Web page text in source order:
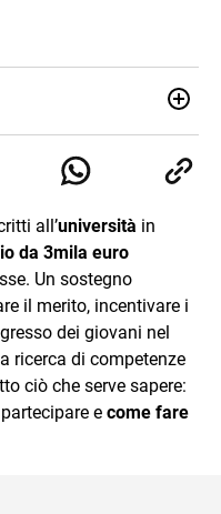
la scrittura in un lavoro, e
L’attualità è il mio pane
all’università in
da 3mila euro
Un sostegno
il merito, incentivare i
dei giovani nel
ricerca di competenze
ciò che serve sapere:
e come fare